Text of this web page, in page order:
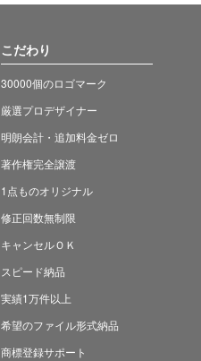
こだわり
30000個のロゴマーク
厳選プロデザイナー
明朗会計・追加料金ゼロ
著作権完全譲渡
1点ものオリジナル
修正回数無制限
キャンセルＯＫ
スピード納品
実績1万件以上
希望のファイル形式納品
商標登録サポート